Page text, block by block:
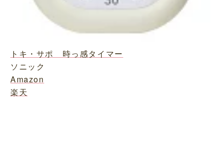
トキ・サポ 時っ感タイマー
ソニック
Amazon
楽天